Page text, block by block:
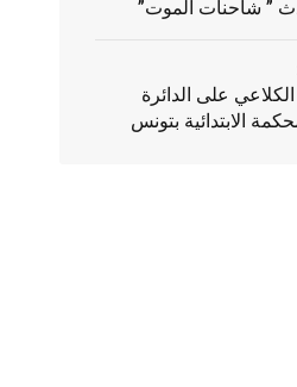
” شاحنات الموت”
على الدائرة
الابتدائية بتونس